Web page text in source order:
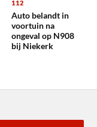
112
Auto belandt in
voortuin na
ongeval op N908
bij Niekerk